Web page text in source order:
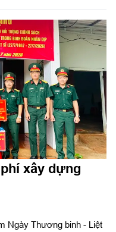
với cách mạng nhân
Liệt sĩ (27/7/1947 -
Ngày truyền thống
- 27/8/2026).
xây dựng
Ngày Thương binh - Liệt